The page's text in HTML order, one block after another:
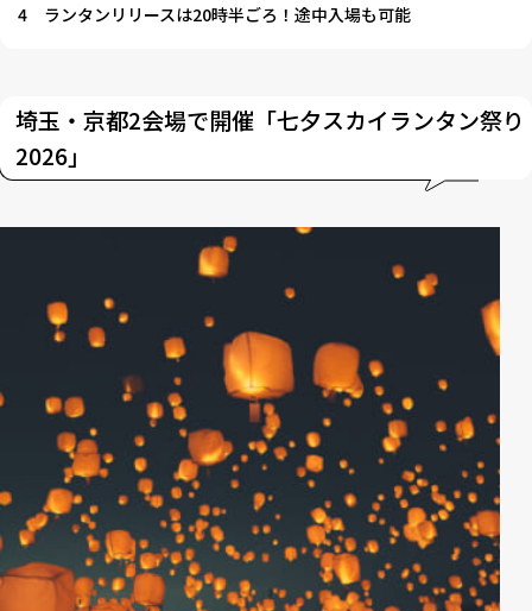
4
ランタンリリースは20時半ごろ！途中入場も可能
埼玉・京都2会場で開催「七夕スカイランタン祭り
2026」